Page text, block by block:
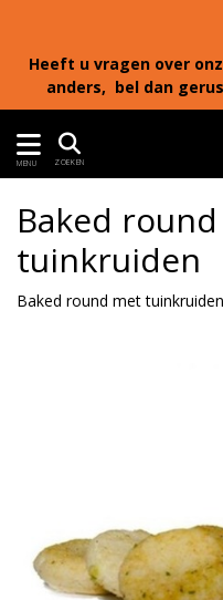
Heeft u vragen over
anders, bel dan
MENU ZOEKEN
Baked
tuinkruiden
Baked round met tuinkruiden